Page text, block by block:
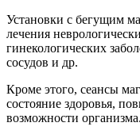
Установки с бегущим
лечения
гинекологических
сосудов и др.
Кроме этого, сеансы
состояние здоровья,
возможности организма.